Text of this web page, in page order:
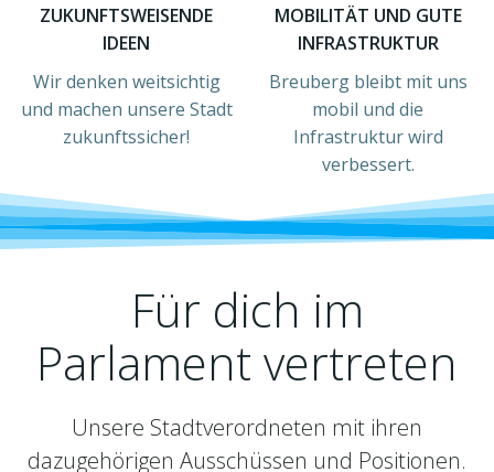
ZUKUNFTSWEISENDE
IDEEN
Wir denken weitsichtig
und machen unsere Stadt
zukunftssicher!
MOBILITÄT UND GUTE
INFRASTRUKTUR
Breuberg bleibt mit uns
mobil und die
Infrastruktur wird
verbessert.
Für dich im
Parlament vertreten
Unsere Stadtverordneten mit ihren
dazugehörigen Ausschüssen und Positionen.